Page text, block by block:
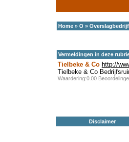
Home » O » Overslagbedrijf
Vermeldingen in deze
Tielbeke & Co http://
Tielbeke & Co
Waardering:0.00
Disclaimer